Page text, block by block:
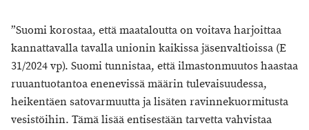
”Suomi korostaa, että maataloutta on voitava harjoittaa
kannattavalla tavalla unionin kaikissa jäsenvaltioissa (E
31/2024 vp). Suomi tunnistaa, että ilmastonmuutos haastaa
ruuantuotantoa enenevissä määrin tulevaisuudessa,
heikentäen satovarmuutta ja lisäten ravinnekuormitusta
vesistöihin. Tämä lisää entisestään tarvetta vahvistaa